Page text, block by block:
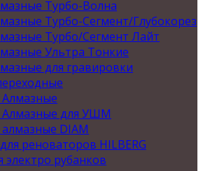
Турбо-Волна
Турбо-Сегмент/Глубокорез
Турбо/Сегмент Лайт
Ультра Тонкие
для гравировки
Алмазные для УШМ
DIAM
реноваторов HILBERG
электро рубанков